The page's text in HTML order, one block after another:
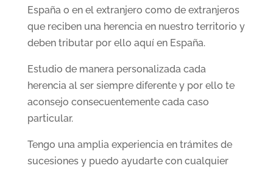
España o en el extranjero como de extranjeros
que reciben una herencia en nuestro territorio y
deben tributar por ello aquí en España.
Estudio de manera personalizada cada
herencia al ser siempre diferente y por ello te
aconsejo consecuentemente cada caso
particular.
Tengo una amplia experiencia en trámites de
sucesiones y puedo ayudarte con cualquier